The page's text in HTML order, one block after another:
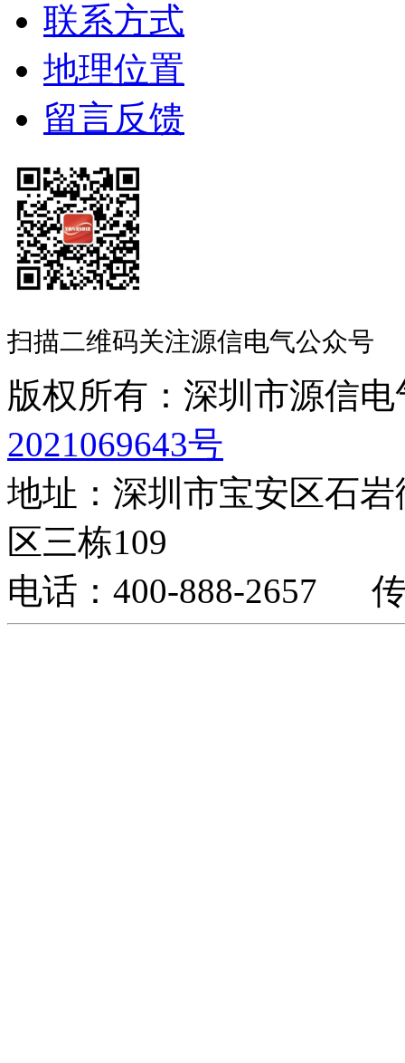
联系方式
地理位置
留言反馈
扫描二维码关注源信电气公众号
版权所有：深圳市源
2021069643号
地址：深圳市宝安区石
区三栋109
电话：400-888-2657 传